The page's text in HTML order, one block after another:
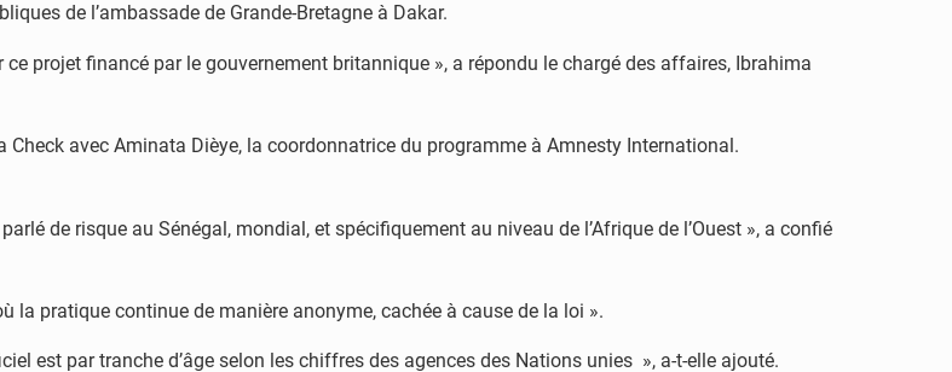
de l’ambassade de Grande-Bretagne à Dakar.
projet financé par le gouvernement britannique », a répondu le chargé des affaires, Ibrahima
avec Aminata Dièye, la coordonnatrice du programme à Amnesty International.
de risque au Sénégal, mondial, et spécifiquement au niveau de l’Afrique de l’Ouest », a confié
la pratique continue de manière anonyme, cachée à cause de la loi ».
est par tranche d’âge selon les chiffres des agences des Nations unies », a-t-elle ajouté.